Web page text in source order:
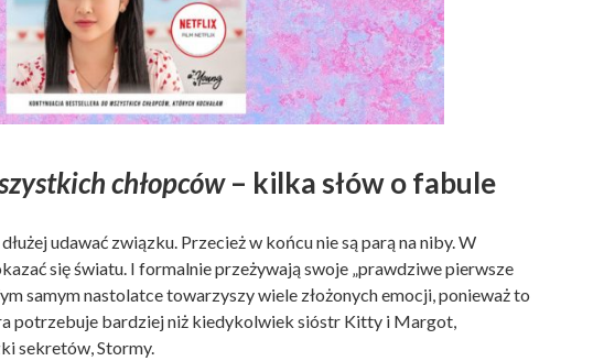
chłopców– kilka słów o fabule
udawać związku. Przecież w końcu nie są parą na niby. W
się światu. I formalnie przeżywają swoje „prawdziwe pierwsze
samym nastolatce towarzyszy wiele złożonych emocji, ponieważ to
potrzebuje bardziej niż kiedykolwiek sióstr Kitty i Margot,
sekretów, Stormy.